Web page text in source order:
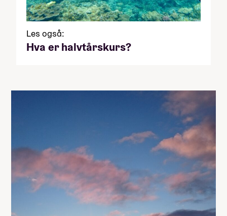
Les også:
Hva er halvtårskurs?